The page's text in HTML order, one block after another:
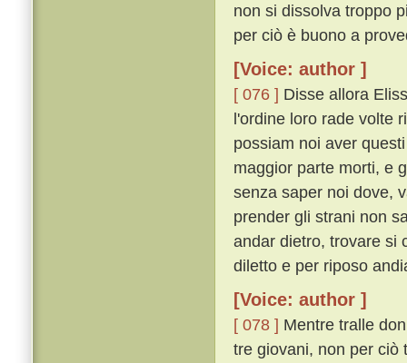
non si dissolva troppo
per ciò è buono a
[Voice: author ]
[ 076 ] Disse allora
l'ordine loro rade volte
possiam noi aver
maggior parte morti, e
senza saper noi dove,
prender gli strani non
andar dietro, trovare si
diletto e per riposo
[Voice: author ]
[ 078 ] Mentre tralle
tre giovani, non per ciò